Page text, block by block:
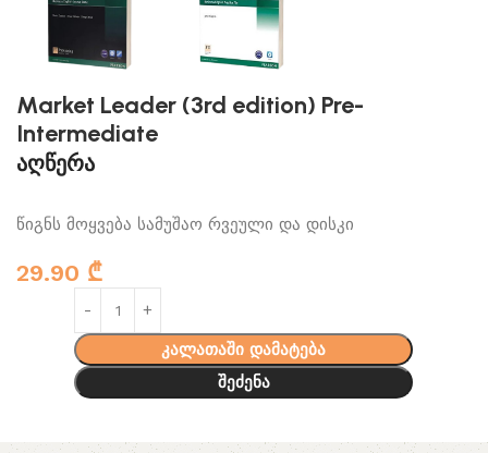
Market Leader (3rd edition) Pre-
Intermediate
აღწერა
წიგნს მოყვება სამუშაო რვეული და დისკი
29.90 ₾
კალათაში დამატება
შეძენა